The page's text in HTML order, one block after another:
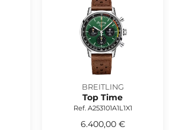
BREITLING
Top Time
Ref. A253101A1L1X1
6.400,00 €